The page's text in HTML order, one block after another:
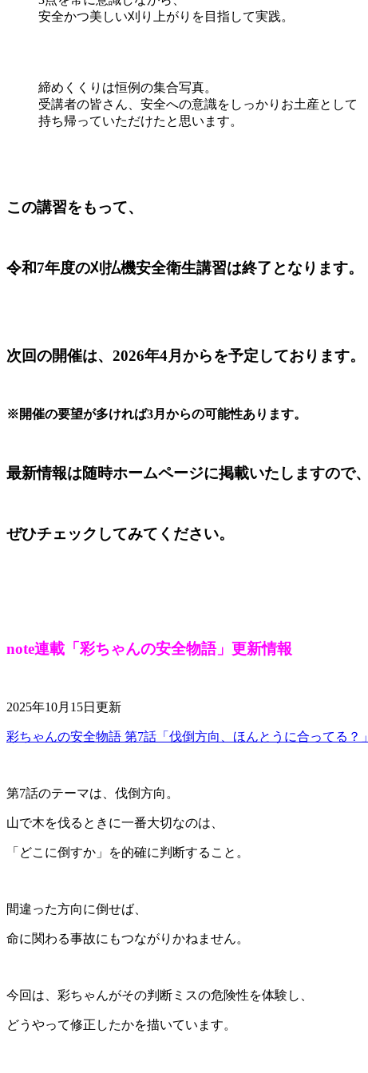
安全かつ美しい刈り上がりを目指して実践。
締めくくりは恒例の集合写真。
受講者の皆さん、安全への意識をしっかりお土産として
持ち帰っていただけたと思います。
この講習をもって、
令和7年度の刈払機安全衛生講習は終了となります。
次回の開催は、2026年4月からを予定しております。
※開催の要望が多ければ3月からの可能性あります。
最新情報は随時ホームページに掲載いたしますので、
ぜひチェックしてみてください。
note連載「彩ちゃんの安全物語」更新情報
2025年10月15日更新
彩ちゃんの安全物語 第7話「伐倒方向、ほんとうに合ってる？」
第7話のテーマは、伐倒方向。
山で木を伐るときに一番大切なのは、
「どこに倒すか」を的確に判断すること。
間違った方向に倒せば、
命に関わる事故にもつながりかねません。
今回は、彩ちゃんがその判断ミスの危険性を体験し、
どうやって修正したかを描いています。